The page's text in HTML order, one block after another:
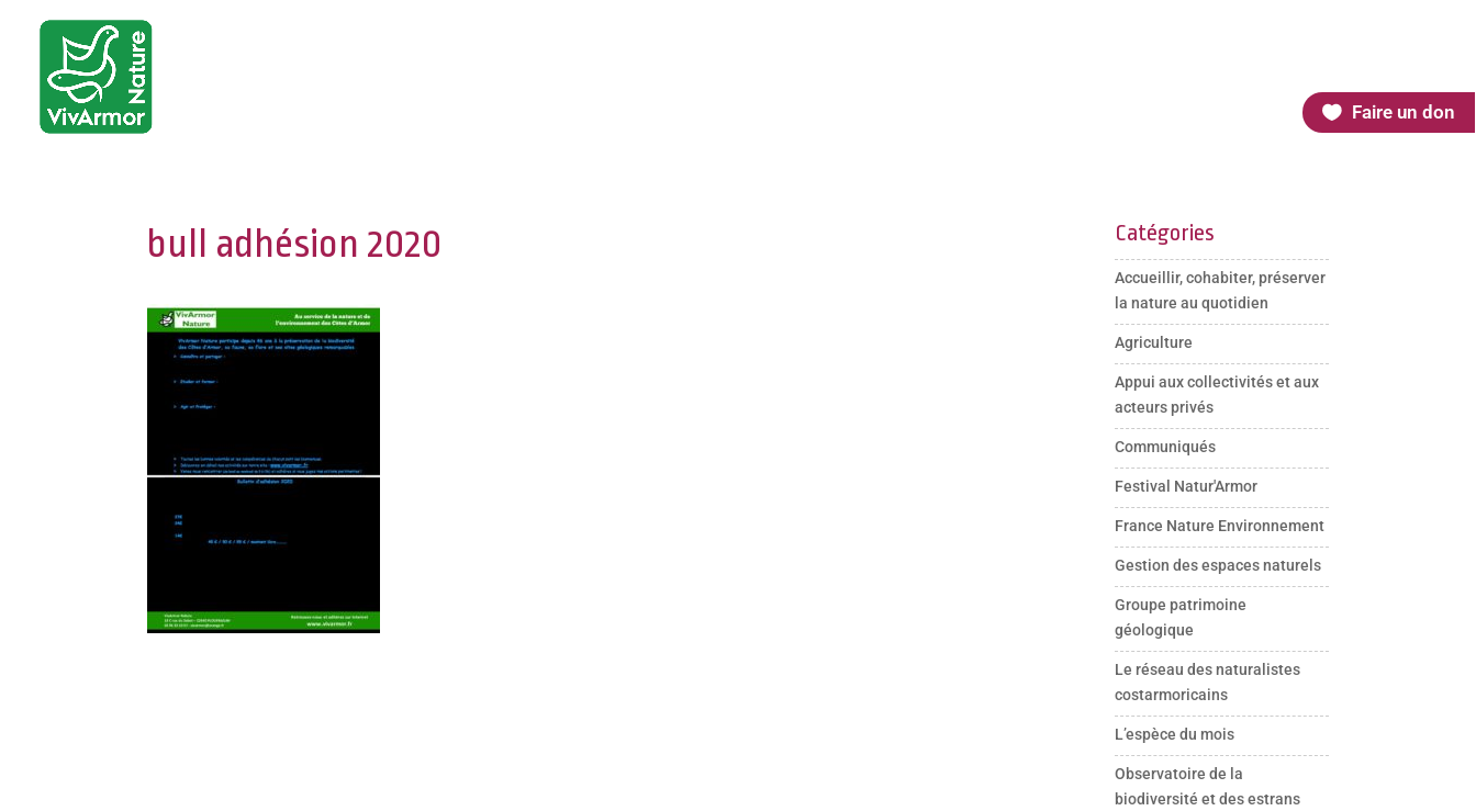
Faire un don
bull adhésion 2020 Catégories
Accueillir, cohabiter, préserver
la nature au quotidien
Agriculture
Appui aux collectivités et aux
acteurs privés
Communiqués
Festival Natur'Armor
France Nature Environnement
Gestion des espaces naturels
Groupe patrimoine
géologique
Le réseau des naturalistes
costarmoricains
L’espèce du mois
Observatoire de la
biodiversité et des estrans